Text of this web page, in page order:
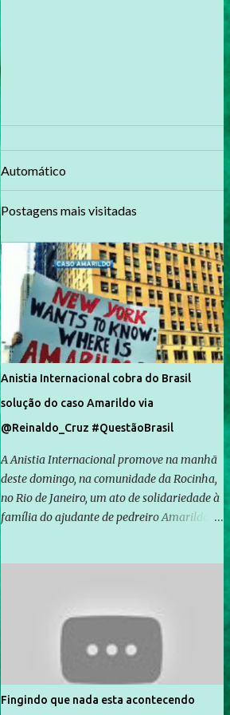
Automático
Postagens mais visitadas
Anistia Internacional cobra do Brasil
solução do caso Amarildo via
@Reinaldo_Cruz #QuestãoBrasil
A Anistia Internacional promove na manhã
deste domingo, na comunidade da Rocinha,
no Rio de Janeiro, um ato de solidariedade à
família do ajudante de pedreiro Amarildo de
Rocinha. A assessora de Direitos Humanos
da Anistia Internacional, Renata Neder, disse
à Agência Brasil que ações e atividades de
mobilização são feitas normalmente pela
organização não governamental. As ações
de solidariedade são promovidas em apoio
Fingindo que nada esta acontecendo